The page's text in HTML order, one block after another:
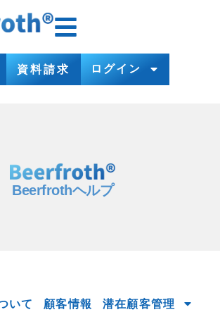
資料請求 ログイン
Beerfrothヘルプ
いて 顧客情報 潜在顧客管理